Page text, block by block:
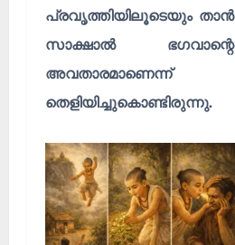
പ്രവൃത്തിയിലൂടെയും താൻ
സാക്ഷാൽ ഭഗവാന്റെ
അവതാരമാണെന്ന്
തെളിയിച്ചുകൊണ്ടിരുന്നു.